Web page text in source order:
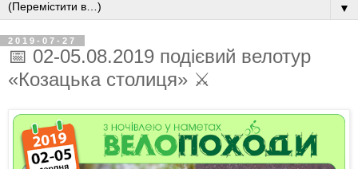
▼
2019-07-27
📅 02-05.08.2019 подієвий велотур
«Козацька столиця» ⚔